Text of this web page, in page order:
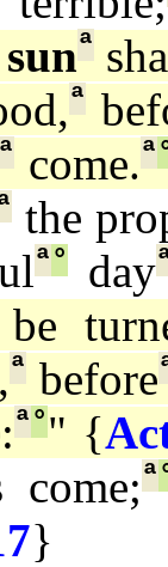
sunª
ª
ª come.ª
the
ª°day
ª before
ª°" {
come;ª
}